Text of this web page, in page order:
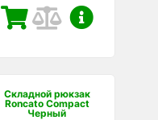
Складной рюкзак
Roncato Compact
Черный